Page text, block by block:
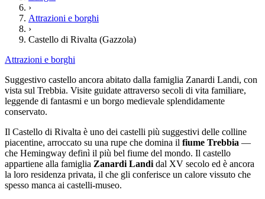
›
Attrazioni e borghi
›
Castello di Rivalta (Gazzola)
Attrazioni e borghi
Suggestivo castello ancora abitato dalla famiglia Zanardi Landi, con
vista sul Trebbia. Visite guidate attraverso secoli di vita familiare,
leggende di fantasmi e un borgo medievale splendidamente
conservato.
Il Castello di Rivalta è uno dei castelli più suggestivi delle colline
piacentine, arroccato su una rupe che domina il fiume Trebbia —
che Hemingway definì il più bel fiume del mondo. Il castello
appartiene alla famiglia Zanardi Landi dal XV secolo ed è ancora
la loro residenza privata, il che gli conferisce un calore vissuto che
spesso manca ai castelli-museo.